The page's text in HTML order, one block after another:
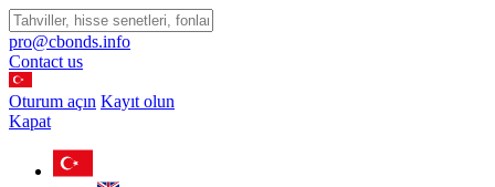
pro@cbonds.info
Contact us
Oturum açın Kayıt olun
Kapat